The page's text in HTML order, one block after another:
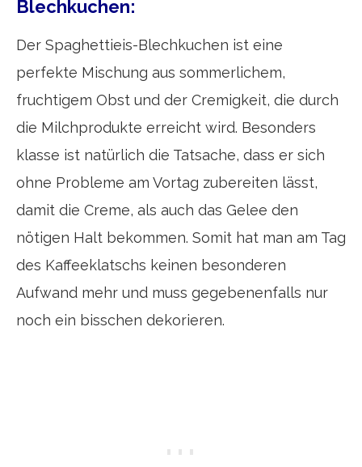
Blechkuchen:
Der Spaghettieis-Blechkuchen ist eine
perfekte Mischung aus sommerlichem,
fruchtigem Obst und der Cremigkeit, die durch
die Milchprodukte erreicht wird. Besonders
klasse ist natürlich die Tatsache, dass er sich
ohne Probleme am Vortag zubereiten lässt,
damit die Creme, als auch das Gelee den
nötigen Halt bekommen. Somit hat man am Tag
des Kaffeeklatschs keinen besonderen
Aufwand mehr und muss gegebenenfalls nur
noch ein bisschen dekorieren.